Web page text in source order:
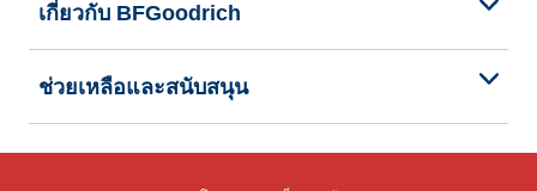
เกี่ยวกับ BFGoodrich
ช่วยเหลือและสนับสนุน